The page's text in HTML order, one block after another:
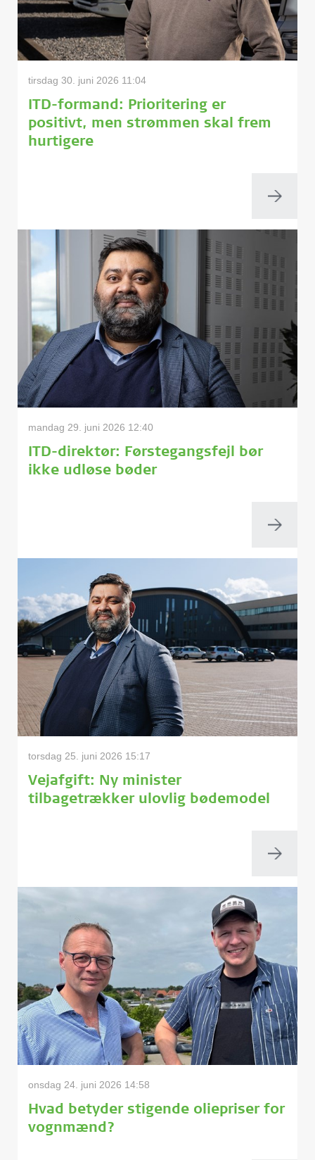
tirsdag 30. juni 2026 11:04
ITD-formand: Prioritering er
positivt, men strømmen skal frem
hurtigere
mandag 29. juni 2026 12:40
ITD-direktør: Førstegangsfejl bør
ikke udløse bøder
torsdag 25. juni 2026 15:17
Vejafgift: Ny minister
tilbagetrækker ulovlig bødemodel
onsdag 24. juni 2026 14:58
Hvad betyder stigende oliepriser for
vognmænd?